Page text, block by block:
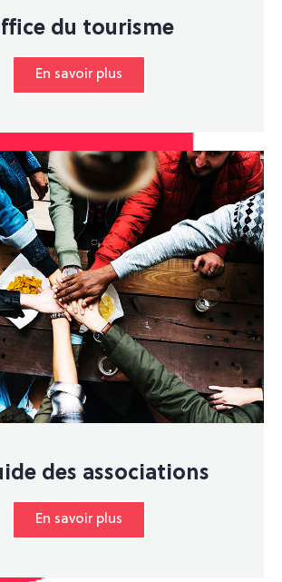
du tourisme
En savoir plus
des associations
En savoir plus